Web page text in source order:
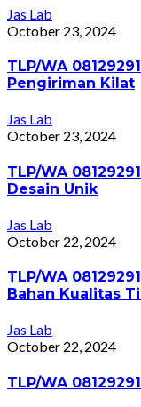
Jas Lab
October 23, 2024
TLP/WA
Pengiriman Kilat
Jas Lab
October 23, 2024
TLP/WA
Desain Unik
Jas Lab
October 22, 2024
TLP/WA
Bahan Kualitas
Jas Lab
October 22, 2024
TLP/WA